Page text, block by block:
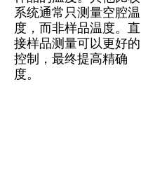
系统通常只测量空腔温
度，而非样品温度。直
接样品测量可以更好的
控制，最终提高精确
度。